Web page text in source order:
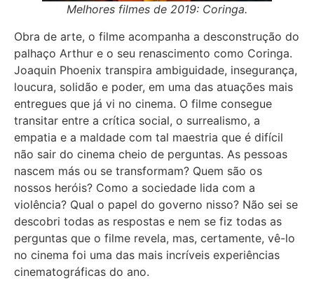
Melhores filmes de 2019: Coringa.
Obra de arte, o filme acompanha a desconstrução do
palhaço Arthur e o seu renascimento como Coringa.
Joaquin Phoenix transpira ambiguidade, insegurança,
loucura, solidão e poder, em uma das atuações mais
entregues que já vi no cinema. O filme consegue
transitar entre a crítica social, o surrealismo, a
empatia e a maldade com tal maestria que é difícil
não sair do cinema cheio de perguntas. As pessoas
nascem más ou se transformam? Quem são os
nossos heróis? Como a sociedade lida com a
violência? Qual o papel do governo nisso? Não sei se
descobri todas as respostas e nem se fiz todas as
perguntas que o filme revela, mas, certamente, vê-lo
no cinema foi uma das mais incríveis experiências
cinematográficas do ano.